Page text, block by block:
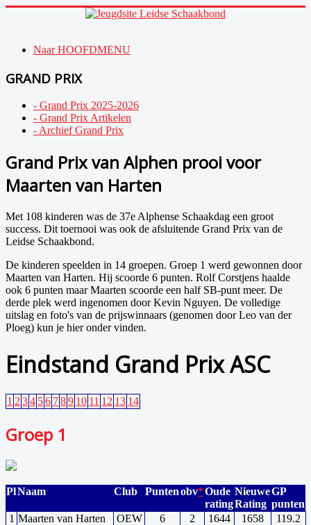
Naar HOOFDMENU
GRAND PRIX
- Grand Prix 2025-2026
- Grand Prix Artikelen
- Archief Grand Prix
Grand Prix van Alphen prooi voor
Maarten van Harten
Met 108 kinderen was de 37e Alphense Schaakdag een groot
success. Dit toernooi was ook de afsluitende Grand Prix van de
Leidse Schaakbond.
De kinderen speelden in 14 groepen. Groep 1 werd gewonnen door
Maarten van Harten. Hij scoorde 6 punten. Rolf Corstjens haalde
ook 6 punten maar Maarten scoorde een half SB-punt meer. De
derde plek werd ingenomen door Kevin Nguyen. De volledige
uitslag en foto's van de prijswinnaars (genomen door Leo van der
Ploeg) kun je hier onder vinden.
Eindstand Grand Prix ASC
1 2 34 56 789 10 11 12 13 14
Groep 1
PlNaam Club Puntenobv*Oude
rating
Nieuwe
Rating
GP
punten
1 Maarten van Harten OEW 6 2 1644 1658
119.2